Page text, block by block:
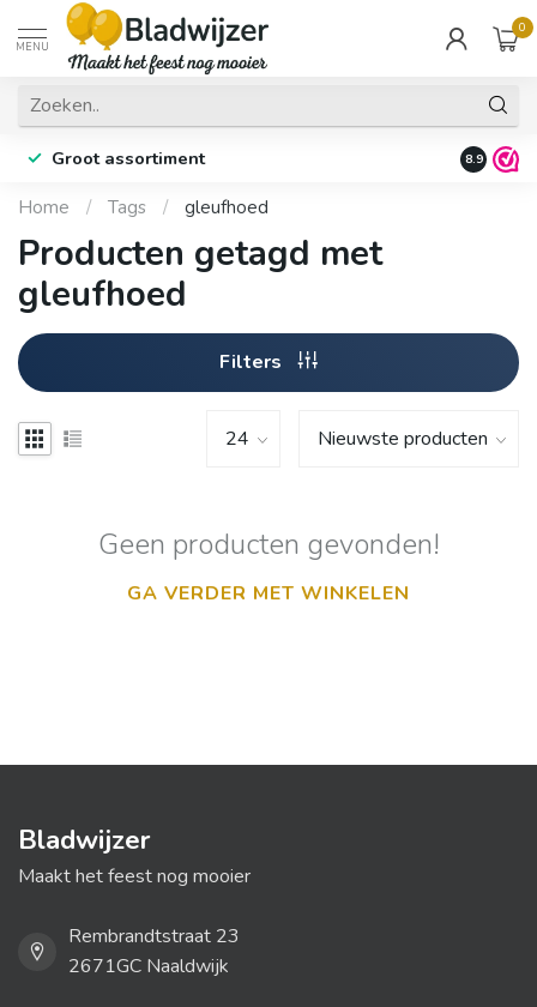
MENU
0
Groot assortiment Fysieke
8.9
Home / Tags / gleufhoed
Producten getagd met
gleufhoed
Filters
Geen producten gevonden!
GA VERDER MET WINKELEN
Bladwijzer
Maakt het feest nog mooier
Rembrandtstraat 23
2671GC Naaldwijk